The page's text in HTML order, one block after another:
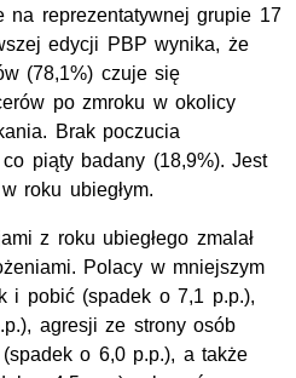
na reprezentatywnej grupie 17
edycji PBP wynika, że
(78,1%) czuje się
po zmroku w okolicy
Brak poczucia
piąty badany (18,9%). Jest
roku ubiegłym.
z roku ubiegłego zmalał
Polacy w mniejszym
i pobić (spadek o 7,1 p.p.),
agresji ze strony osób
o 6,0 p.p.), a także